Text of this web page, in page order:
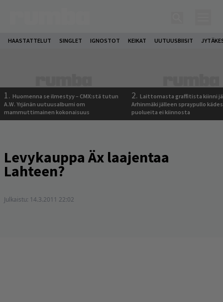
HAASTATTELUT SINGLET IGNOSTOT KEIKAT UUTUUSBIISIT
1. Huomenna se ilmestyy – CMX:stä tutun
A.W. Yrjänän uutuusalbumi om
mammuttimainen kokonaisuus
2. Laittomasta graffitista kiinni
Arhinmäki jälleen spraypullo
puolueita ei kiinnosta
Levykauppa Äx laajentaa
Lahteen?
Julkaistu: 14.3.2011 22:02